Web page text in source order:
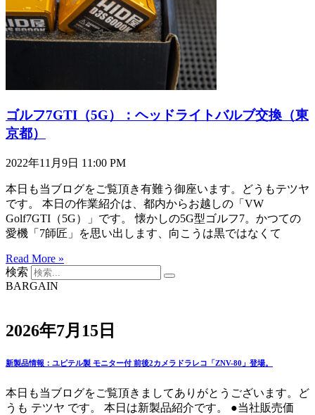
ゴルフ7GTI（5G）：ヘッドライトバルブ交換（東
京都）
2022年11月9日 11:00 PM
本日も当ブログをご覧頂き有難う御座います。どうもテツヤ
です。 本日の作業紹介は、都内からお越しの「VW
Golf7GTI（5G）」です。 懐かしの5G型ゴルフ7。かつての
愛機「7師匠」を思い出します、向こうは黒ではなくて
Read More »
検索
BARGAIN
2026年7月15日
新製品情報：ユピテル製 モニター付 前後2カメラドラレコ「ZNV-80」登場。
本日も当ブログをご覧頂きましてありがとうございます。ど
うも テツヤ です。 本日は新製品紹介です。 ●当社販売価